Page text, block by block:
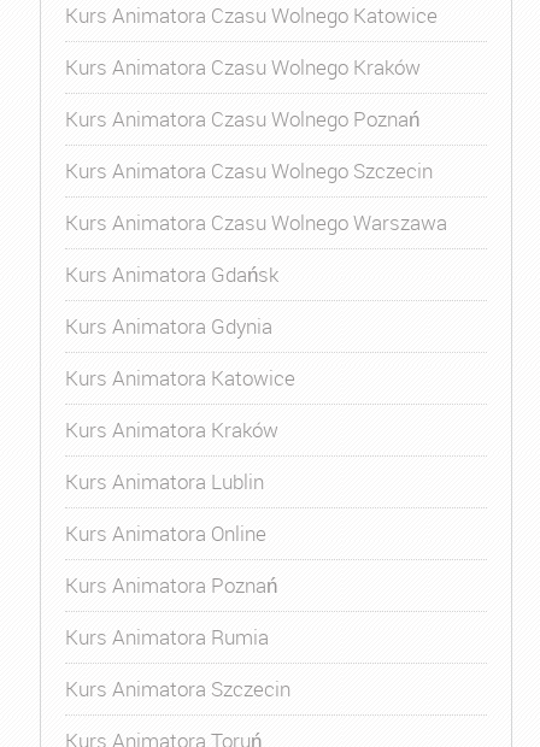
Kurs Animatora Czasu Wolnego Katowice
Kurs Animatora Czasu Wolnego Kraków
Kurs Animatora Czasu Wolnego Poznań
Kurs Animatora Czasu Wolnego Szczecin
Kurs Animatora Czasu Wolnego Warszawa
Kurs Animatora Gdańsk
Kurs Animatora Gdynia
Kurs Animatora Katowice
Kurs Animatora Kraków
Kurs Animatora Lublin
Kurs Animatora Online
Kurs Animatora Poznań
Kurs Animatora Rumia
Kurs Animatora Szczecin
Kurs Animatora Toruń